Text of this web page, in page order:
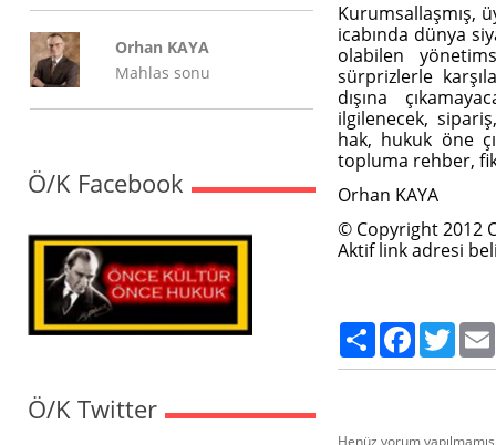
Orhan KAYA
Mahlas sonu
Ö/K Facebook
Ö/K Twitter
Kurumsallaşmış,
icabında dünya
olabilen
sürprizlerle
dışına
ilgilenecek,
hak, hukuk öne
topluma rehber,
Orhan KAYA
© Copyright 2012
Aktif link adresi
Paylaş Facebook
Henüz yorum